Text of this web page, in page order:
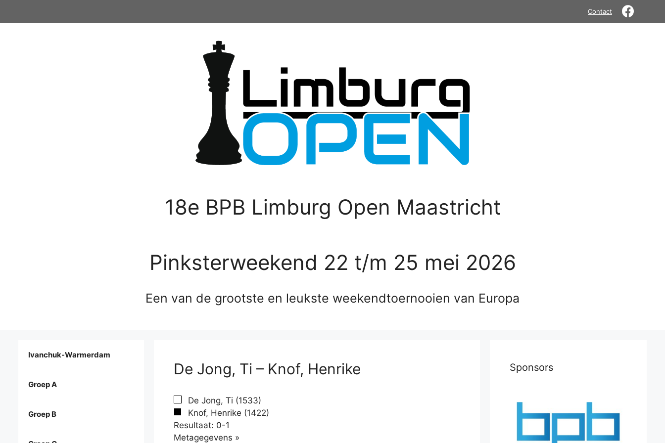
Contact
18e BPB Limburg Open Maastricht
Pinksterweekend 22 t/m 25 mei 2026
Een van de grootste en leukste weekendtoernooien van Europa
De Jong, Ti – Knof, Henrike
De Jong, Ti (1533)
Knof, Henrike (1422)
Resultaat: 0-1
Metagegevens »
Ivanchuk-Warmerdam
Groep A
Groep B
Sponsors